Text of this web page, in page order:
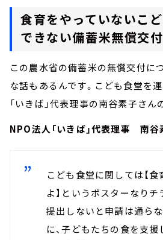
食育をやっていないこ
できない備蓄米無償交付
この農水省の備蓄米の無償交付に
な話もあるんです。こども食堂を
「いきば」代表理事の南谷素子さん
NPO法人「いきば」代表理事 南谷
こども食堂に関しては【
よ】というポスターなり
提出しないと申請は通らな
に、子どもたちの食を支